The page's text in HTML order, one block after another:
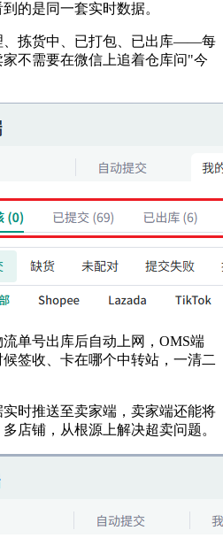
的是同一套实时数据。
、拣货中、已打包、已出库——每
不需要在微信上追着仓库问"今
流单号出库后自动上网，OMS端
签收、卡在哪个中转站，一清二
实时推送至卖家端，卖家端还能将
店铺，从根源上解决超卖问题。